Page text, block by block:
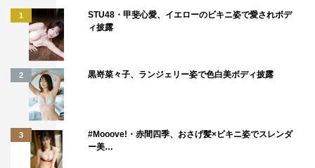
1
STU48・甲斐心愛、イエローのビキニ姿で愛されボデ
ィ披露
2 黒嵜菜々子、ランジェリー姿で色白美ボディ披露
3
#Mooove!・赤間四季、おさげ髪×ビキニ姿でスレンダ
ー美…